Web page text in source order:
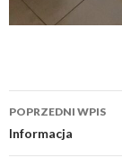
Nawigacja
wpisu
POPRZEDNI WPIS
Informacja